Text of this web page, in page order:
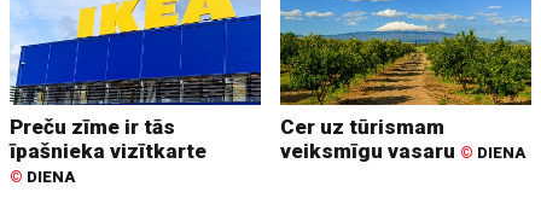
Preču zīme ir tās
īpašnieka vizītkarte
© DIENA
Cer uz tūrismam
veiksmīgu vasaru © DIENA